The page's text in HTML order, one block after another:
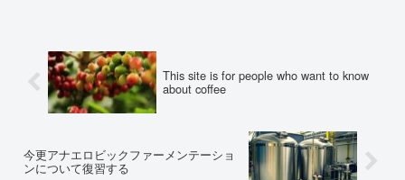
This site is for people who want to know
about coffee
今更アナエロビックファーメンテーショ
ンについて復習する